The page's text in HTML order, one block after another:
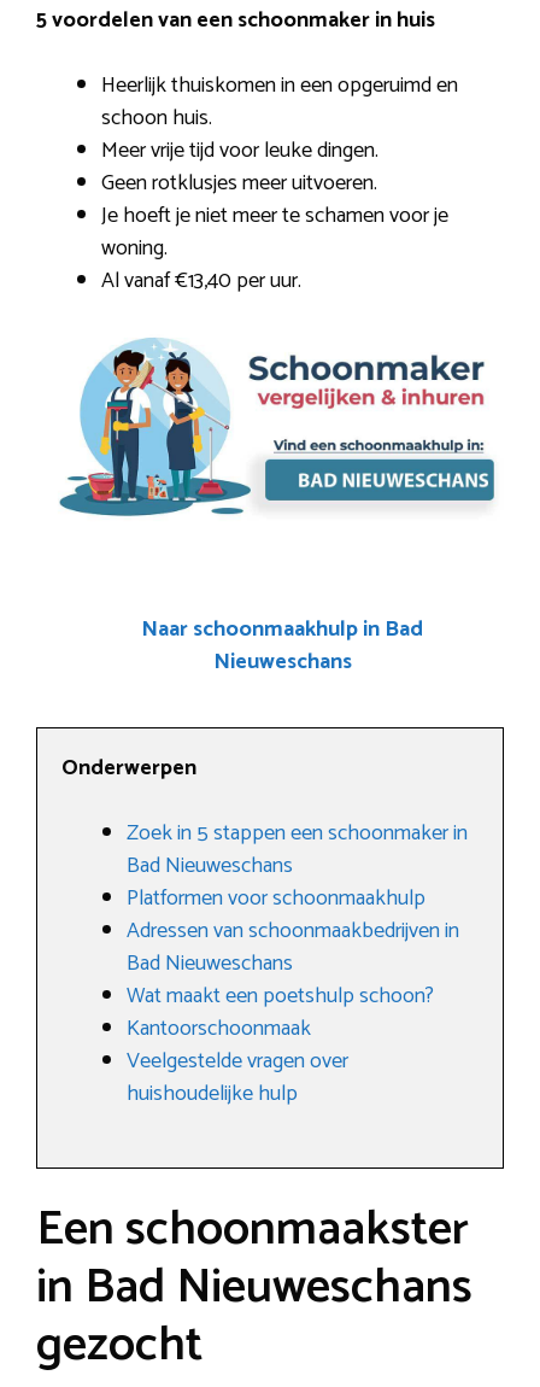
5 voordelen van een schoonmaker in huis
Heerlijk thuiskomen in een opgeruimd en
schoon huis.
Meer vrije tijd voor leuke dingen.
Geen rotklusjes meer uitvoeren.
Je hoeft je niet meer te schamen voor je
woning.
Al vanaf €13,40 per uur.
Naar schoonmaakhulp in Bad
Nieuweschans
Onderwerpen
Zoek in 5 stappen een schoonmaker in
Bad Nieuweschans
Platformen voor schoonmaakhulp
Adressen van schoonmaakbedrijven in
Bad Nieuweschans
Wat maakt een poetshulp schoon?
Kantoorschoonmaak
Veelgestelde vragen over
huishoudelijke hulp
Een schoonmaakster
in Bad Nieuweschans
gezocht